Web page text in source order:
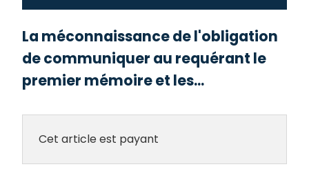
La méconnaissance de l'obligation
de communiquer au requérant le
premier mémoire et les...
Cet article est payant